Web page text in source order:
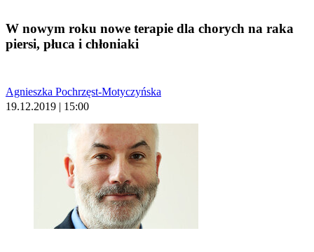
W nowym roku nowe terapie dla chorych na raka
piersi, płuca i chłoniaki
Agnieszka Pochrzęst-Motyczyńska
19.12.2019 | 15:00